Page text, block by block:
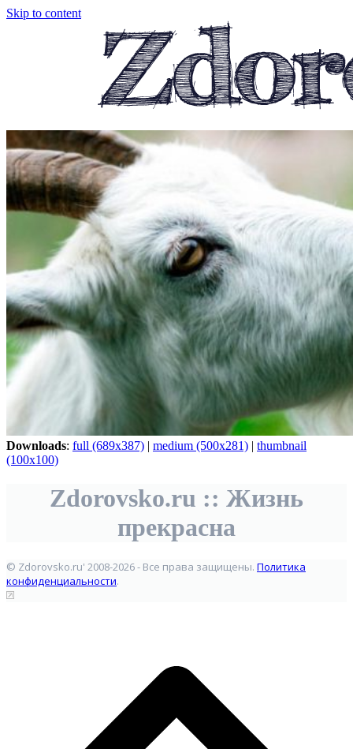
Skip to content
Downloads: full (689x387) | medium (500x281) | thumbnail
(100x100)
Zdorovsko.ru :: Жизнь
прекрасна
© Zdorovsko.ru' 2008-2026 - Все права защищены. Политика
конфиденциальности.